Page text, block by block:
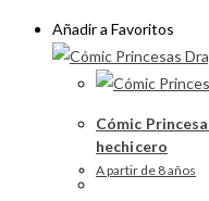
Añadir a Favoritos
Cómic
hechicero
A partir de 8 años